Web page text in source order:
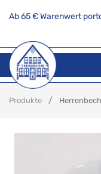
Ab 65 € Warenwert
Produkte